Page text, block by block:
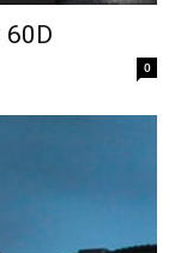
60D
0